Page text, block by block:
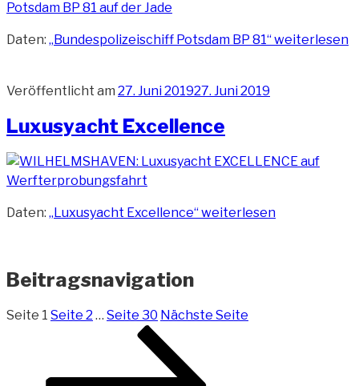
Daten: „Bundespolizeischiff Potsdam BP 81“weiterlesen
Veröffentlicht am 27. Juni 201927. Juni 2019
Luxusyacht Excellence
Daten: „Luxusyacht Excellence“weiterlesen
Beitragsnavigation
Seite 1 Seite 2 … Seite 30 Nächste Seite